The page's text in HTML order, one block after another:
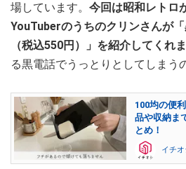
場しています。 今回は昭和レトロ
YouTuberのうちのクリンさんが
（税込550円）」を紹介してくれま
る黒電話でうっとりとしてしまう
100均の便
品や収納ま
とめ！
イチ